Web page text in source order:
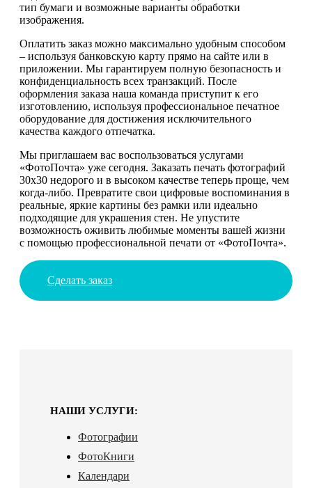
тип бумаги и возможные варианты обработки
изображения.
Оплатить заказ можно максимально удобным способом
– используя банковскую карту прямо на сайте или в
приложении. Мы гарантируем полную безопасность и
конфиденциальность всех транзакций. После
оформления заказа наша команда приступит к его
изготовлению, используя профессиональное печатное
оборудование для достижения исключительного
качества каждого отпечатка.
Мы приглашаем вас воспользоваться услугами
«ФотоПочта» уже сегодня. Заказать печать фотографий
30х30 недорого и в высоком качестве теперь проще, чем
когда-либо. Превратите свои цифровые воспоминания в
реальные, яркие картины без рамки или идеально
подходящие для украшения стен. Не упустите
возможность оживить любимые моменты вашей жизни
с помощью профессиональной печати от «ФотоПочта».
Сделать заказ
НАШИ УСЛУГИ:
Фотографии
ФотоКниги
Календари